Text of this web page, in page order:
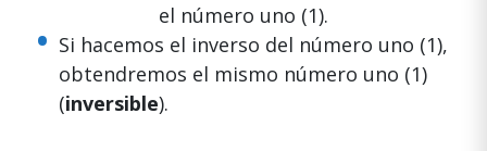
el número uno (1).
Si hacemos el inverso del número uno (1),
obtendremos el mismo número uno (1)
(inversible).